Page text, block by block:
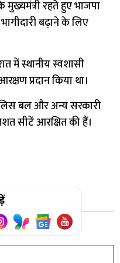
मुख्यमंत्री रहते हुए भाजपा
बढ़ाने के लिए
में स्थानीय स्वशासी
प्रदान किया था।
बल और अन्य सरकारी
सीटें आरक्षित की हैं।